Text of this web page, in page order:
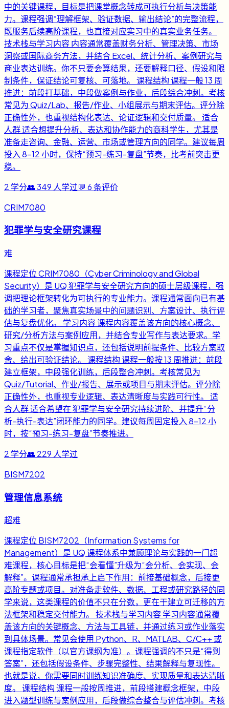
中的关键课程，目标是把课堂概念转成可执行分析与决策能
力。课程强调“理解框架、验证数据、输出结论”的完整流程，
既服务后续高阶课程，也直接对应实习中的真实业务任务。
技术栈与学习内容 内容通常覆盖财务分析、管理决策、市场
洞察或国际商务方法，并结合 Excel、统计分析、案例研究与
商业表达训练。你不只要会算结果，还要解释口径、假设和限
制条件，保证结论可复核、可落地。 课程结构 课程一般 13 周
推进：前段打基础，中段做案例与作业，后段综合冲刺。考核
常见为 Quiz/Lab、报告/作业、小组展示与期末评估。评分除
正确性外，也重视结构化表达、论证逻辑和交付质量。 适合
人群 适合想提升分析、表达和协作能力的商科学生，尤其是
准备走咨询、金融、运营、市场或管理方向的同学。建议每周
投入 8-12 小时，保持“预习-练习-复盘”节奏，比考前突击更
稳。
2 学分👥349 人学过💬 6条评价
CRIM7080
犯罪学与安全研究课程
难
课程定位 CRIM7080（Cyber Criminology and Global
Security）是 UQ 犯罪学与安全研究方向的硕士层级课程，强
调把理论框架转化为可执行的专业能力。课程通常面向已有基
础的学习者，聚焦真实场景中的问题识别、方案设计、执行评
估与复盘优化。 学习内容 课程内容覆盖该方向的核心概念、
研究/分析方法与案例应用，并结合专业写作与表达要求。学
习重点不仅是掌握知识点，还包括说明前提条件、比较方案取
舍、给出可验证结论。 课程结构 课程一般按 13 周推进：前段
建立框架，中段强化训练，后段整合冲刺。考核常见为
Quiz/Tutorial、作业/报告、展示或项目与期末评估。评分除
正确性外，也重视专业逻辑、表达清晰度与实践可行性。 适
合人群 适合希望在 犯罪学与安全研究持续进阶、并提升“分
析-执行-表达”闭环能力的同学。建议每周固定投入 8-12 小
时，按“预习-练习-复盘”节奏推进。
2 学分👥 229 人学过
BISM7202
管理信息系统
超难
课程定位 BISM7202（Information Systems for
Management）是 UQ 课程体系中兼顾理论与实践的一门超
难课程，核心目标是把“会看懂”升级为“会分析、会实现、会
解释”。课程通常承担承上启下作用：前接基础概念，后接更
高阶专题或项目。对准备走软件、数据、工程或研究路径的同
学来说，这类课程的价值不只在分数，更在于建立可迁移的方
法框架和稳定交付能力。 技术栈与学习内容 学习内容通常覆
盖该方向的关键概念、方法与工具链，并通过练习或作业落实
到具体场景。常见会使用 Python、R、MATLAB、C/C++ 或
课程指定软件（以官方课纲为准）。课程强调的不只是“得到
答案”，还包括假设条件、步骤完整性、结果解释与复现性。
也就是说，你需要同时训练知识准确度、实现质量和表达清晰
度。 课程结构 课程一般按周推进，前段搭建概念框架，中段
进入题型训练与案例应用，后段做综合整合与评估冲刺。考核